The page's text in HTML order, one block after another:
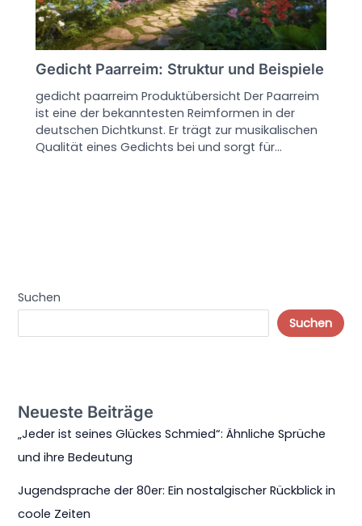
Gedicht Paarreim: Struktur und Beispiele
gedicht paarreim Produktübersicht Der Paarreim
ist eine der bekanntesten Reimformen in der
deutschen Dichtkunst. Er trägt zur musikalischen
Qualität eines Gedichts bei und sorgt für…
Suchen
Suchen
Neueste Beiträge
„Jeder ist seines Glückes Schmied“: Ähnliche Sprüche
und ihre Bedeutung
Jugendsprache der 80er: Ein nostalgischer Rückblick in
coole Zeiten